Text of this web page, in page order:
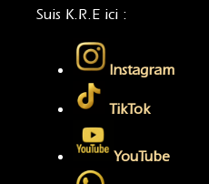
Suis K.R.E ici :
Instagram
TikTok
YouTube